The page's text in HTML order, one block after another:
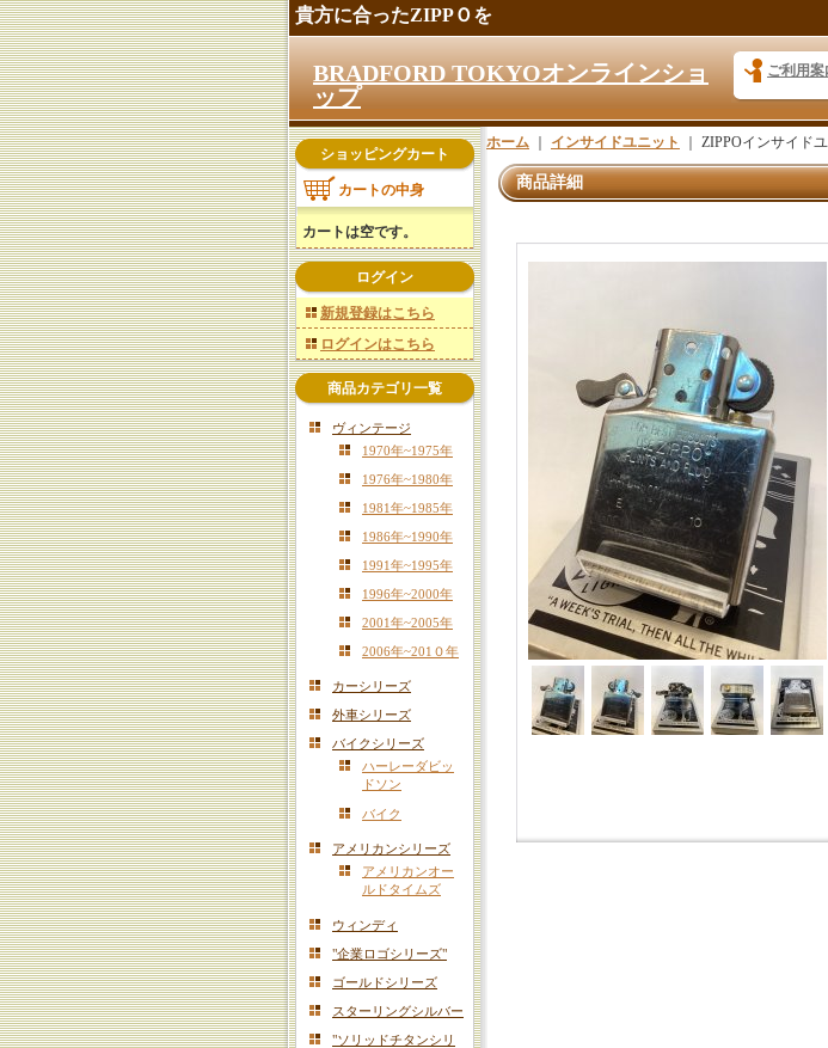
貴方に合ったZIPPＯを
BRADFORD TOKYOオンラインショ
ップ
ご利用案
ショッピングカート
カートの中身
カートは空です。
ログイン
新規登録はこちら
ログインはこちら
商品カテゴリ一覧
ヴィンテージ
1970年~1975年
1976年~1980年
1981年~1985年
1986年~1990年
1991年~1995年
1996年~2000年
2001年~2005年
2006年~201０年
カーシリーズ
外車シリーズ
バイクシリーズ
ハーレーダビッ
ドソン
バイク
アメリカンシリーズ
アメリカンオー
ルドタイムズ
ウィンディ
"企業ロゴシリーズ"
ゴールドシリーズ
スターリングシルバー
"ソリッドチタンシリ
ホーム インサイドユニット ZIPPOインサイド
商品詳細